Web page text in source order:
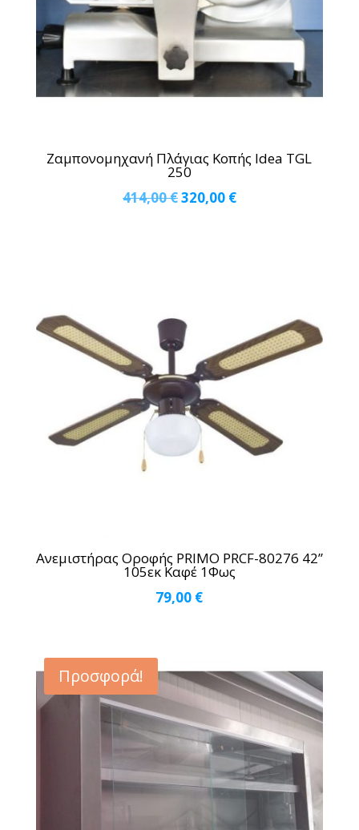
Ζαμπονομηχανή Πλάγιας Κοπής Idea TGL
250
414,00€Original
320,00 €Η
Ανεμιστήρας Οροφής PRIMO PRCF-80276 42”
105εκ Καφέ 1Φως
79,00 €
Προσφορά!